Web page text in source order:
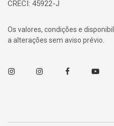
CRECI: 45922-J
Os valores, condições e
a alterações sem aviso prévio.
InstagramInstagramFacebook